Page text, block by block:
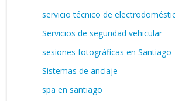
servicio técnico de
Servicios de seguridad vehicular
sesiones fotográficas en Santiago
Sistemas de anclaje
spa en santiago